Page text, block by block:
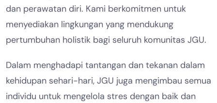
dan perawatan diri. Kami berkomitmen untuk
menyediakan lingkungan yang mendukung
pertumbuhan holistik bagi seluruh komunitas JGU.
Dalam menghadapi tantangan dan tekanan dalam
kehidupan sehari-hari, JGU juga mengimbau semua
individu untuk mengelola stres dengan baik dan